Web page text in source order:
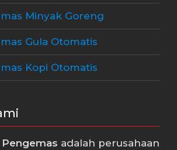
Minyak Goreng
Gula Otomatis
Kopi Otomatis
adalah perusahaan